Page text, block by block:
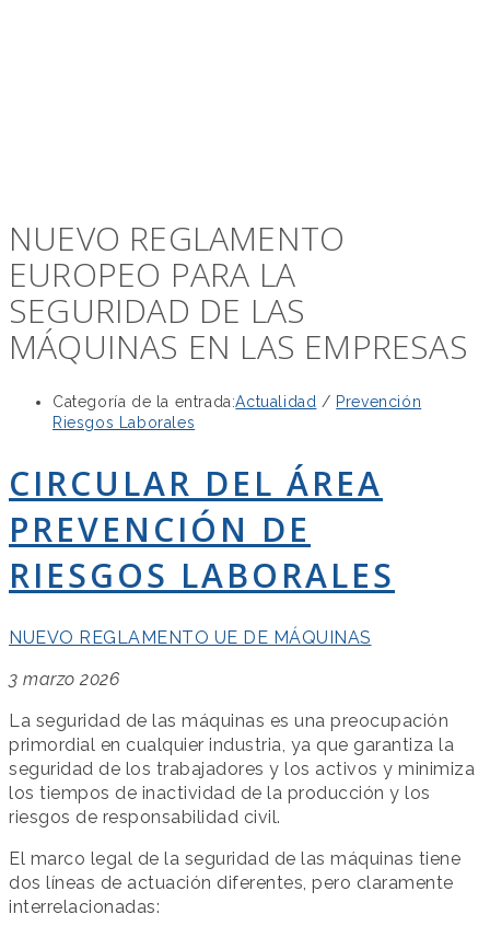
NUEVO REGLAMENTO
EUROPEO PARA LA
SEGURIDAD DE LAS
MÁQUINAS EN LAS EMPRESAS
Categoría de la entrada:Actualidad / Prevención
Riesgos Laborales
CIRCULAR DEL ÁREA
PREVENCIÓN DE
RIESGOS LABORALES
NUEVO REGLAMENTO UE DE MÁQUINAS
3 marzo 2026
La seguridad de las máquinas es una preocupación
primordial en cualquier industria, ya que garantiza la
seguridad de los trabajadores y los activos y minimiza
los tiempos de inactividad de la producción y los
riesgos de responsabilidad civil.
El marco legal de la seguridad de las máquinas tiene
dos líneas de actuación diferentes, pero claramente
interrelacionadas: